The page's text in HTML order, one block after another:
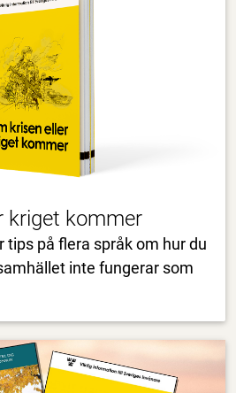
kriget kommer
tips på flera språk om hur du
inte fungerar som